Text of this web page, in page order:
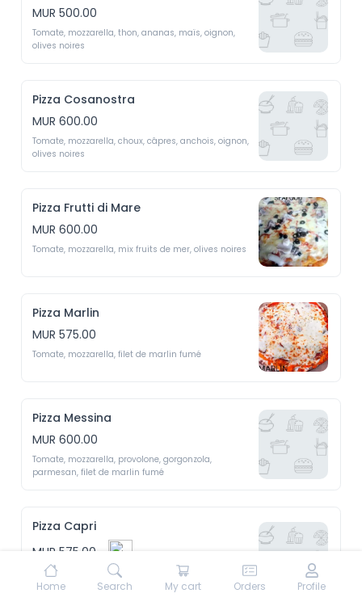
MUR 500.00
Tomate, mozzarella, thon, ananas, maïs, oignon,
Pizza Cosanostra
MUR 600.00
Tomate, mozzarella, choux, câpres, anchois, oignon,
Pizza Frutti di Mare
MUR 600.00
Pizza Marlin
MUR 575.00
Tomate, mozzarella, filet de marlin fumé
Pizza Messina
MUR 600.00
Tomate, mozzarella, provolone, gorgonzola,
parmesan, filet de marlin fumé
Pizza Capri
MUR 575.00
Tomate, mozzarella, thon, oignon, capre, olives
Home Search My cart Orders Profile